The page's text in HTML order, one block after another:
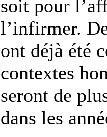
soit pour
l’infirmer.
ont déjà été
contextes
seront de
dans les